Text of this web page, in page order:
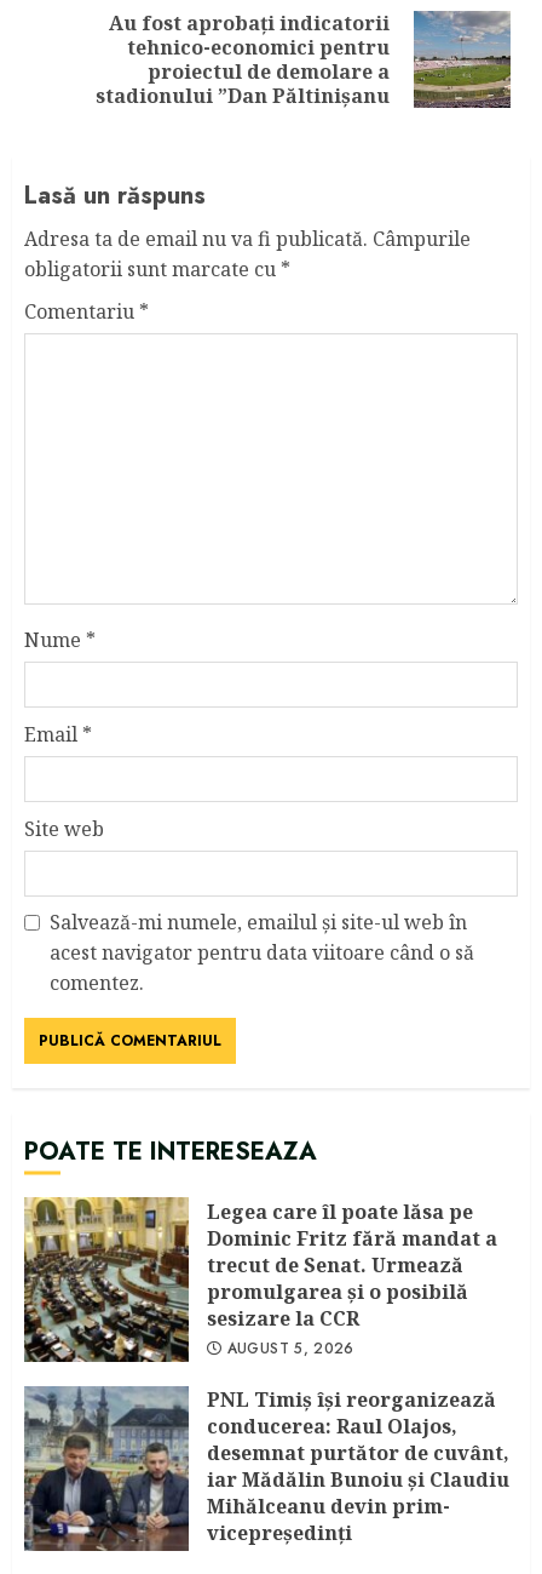
Au fost aprobați indicatorii
tehnico-economici pentru
proiectul de demolare a
stadionului ”Dan Păltinișanu
Lasă un răspuns
Adresa ta de email nu va fi publicată. Câmpurile
obligatorii sunt marcate cu *
Comentariu *
Nume *
Email *
Site web
Salvează-mi numele, emailul și site-ul web în
acest navigator pentru data viitoare când o să
comentez.
POATE TE INTERESEAZA
Legea care îl poate lăsa pe
Dominic Fritz fără mandat a
trecut de Senat. Urmează
promulgarea și o posibilă
sesizare la CCR
AUGUST 5, 2026
PNL Timiș își reorganizează
conducerea: Raul Olajos,
desemnat purtător de cuvânt,
iar Mădălin Bunoiu și Claudiu
Mihălceanu devin prim-
vicepreședinți